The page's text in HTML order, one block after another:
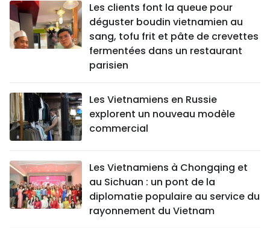
Les clients font la queue pour
déguster boudin vietnamien au
sang, tofu frit et pâte de crevettes
fermentées dans un restaurant
parisien
Les Vietnamiens en Russie
explorent un nouveau modèle
commercial
Les Vietnamiens à Chongqing et
au Sichuan : un pont de la
diplomatie populaire au service du
rayonnement du Vietnam